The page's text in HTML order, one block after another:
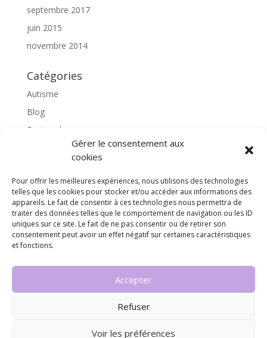
Gérer le consentement aux
cookies
Pour offrir les meilleures expériences, nous utilisons des technologies
telles que les cookies pour stocker et/ou accéder aux informations des
appareils. Le fait de consentir à ces technologies nous permettra de
traiter des données telles que le comportement de navigation ou les ID
uniques sur ce site. Le fait de ne pas consentir ou de retirer son
consentement peut avoir un effet négatif sur certaines caractéristiques
et fonctions.
Accepter
Refuser
Voir les préférences
septembre 2017
juin 2015
novembre 2014
Catégories
Autisme
Blog
Featured
l'apprentissage scolaire
Non classé
partenaires
Poterie
rassemblons nos expériences
© Copyright 2023 Educathéra – Une création de